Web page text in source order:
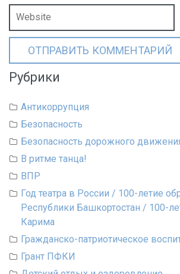
Рубрики
Антикоррупция
Безопасность
Безопасность дорожного
В ритме танца!
ВПР
Год театра в России / 100-летие
Республики Башкортостан / 100-
Карима
Гражданско-патриотическое
Грант ПФКИ